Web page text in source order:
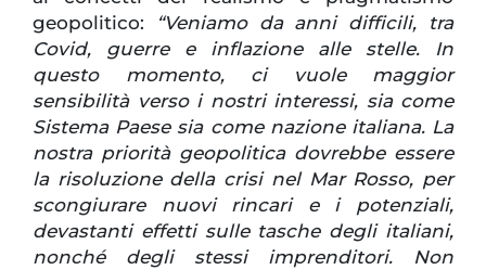
geopolitico:
“Veniamo da anni difficili, tra
Covid, guerre e inflazione alle stelle. In
questo momento, ci vuole maggior
sensibilità verso i nostri interessi, sia come
Sistema Paese sia come nazione italiana. La
nostra priorità geopolitica dovrebbe essere
la risoluzione della crisi nel Mar Rosso, per
scongiurare nuovi rincari e i potenziali,
devastanti effetti sulle tasche degli italiani,
nonché degli stessi imprenditori. Non